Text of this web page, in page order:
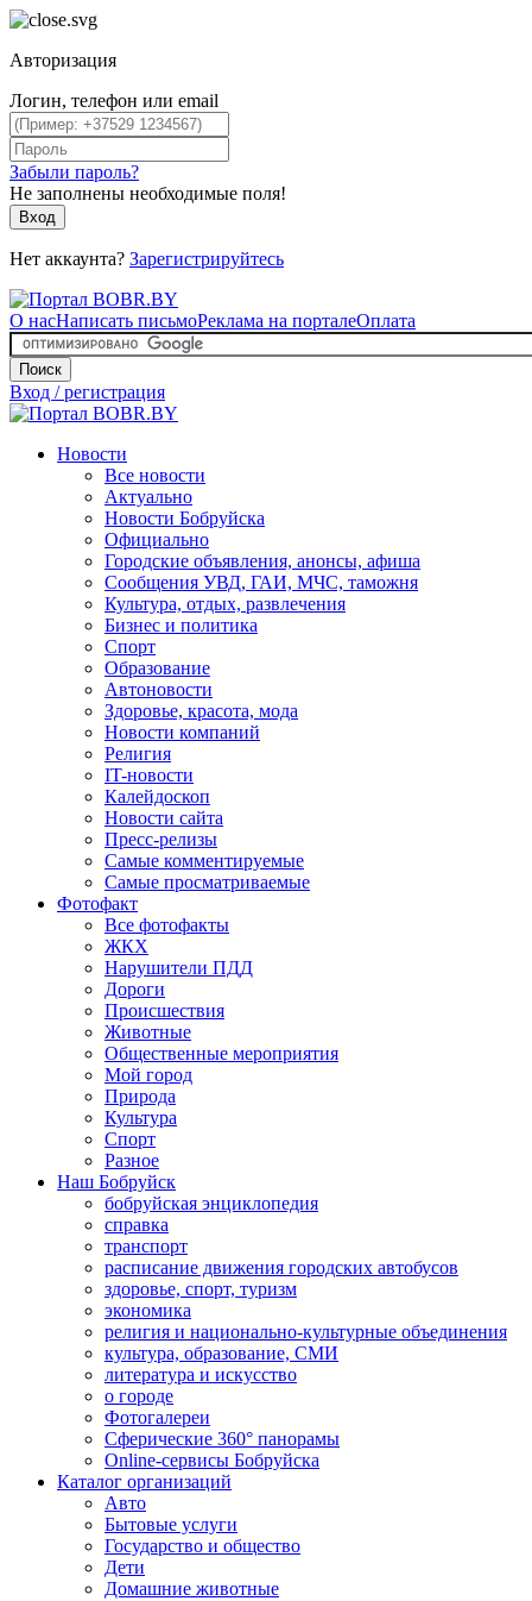
Авторизация
Логин, телефон или email
Забыли пароль?
Не заполнены необходимые поля!
Вход
Нет аккаунта? Зарегистрируйтесь
О насНаписать письмоРеклама на порталеОплата
Поиск
Вход / регистрация
Новости
Все новости
Актуально
Новости Бобруйска
Официально
Городские объявления, анонсы, афиша
Сообщения УВД, ГАИ, МЧС, таможня
Культура, отдых, развлечения
Бизнес и политика
Спорт
Образование
Автоновости
Здоровье, красота, мода
Новости компаний
Религия
IT-новости
Калейдоскоп
Новости сайта
Пресс-релизы
Самые комментируемые
Самые просматриваемые
Фотофакт
Все фотофакты
ЖКХ
Нарушители ПДД
Дороги
Происшествия
Животные
Общественные мероприятия
Мой город
Природа
Культура
Спорт
Разное
Наш Бобруйск
бобруйская энциклопедия
справка
транспорт
расписание движения городских автобусов
здоровье, спорт, туризм
экономика
религия и национально-культурные объединения
культура, образование, СМИ
литература и искусство
о городе
Фотогалереи
Сферические 360° панорамы
Online-сервисы Бобруйска
Каталог организаций
Авто
Бытовые услуги
Государство и общество
Дети
Домашние животные